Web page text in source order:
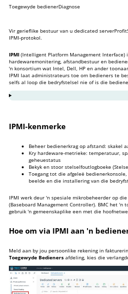
Toegewyde bedienerDiagnose
Vir gerieflike bestuur van u dedicated server
IPMI-protokol.
IPMI (Intelligent Platform Management Interface)
hardewaremonitering, afstandbestuur en
'n konsortium wat Intel, Dell, HP en ander
IPMI laat administrateurs toe om bedieners te
selfs al loop die bedryfstelsel nie of is die
2Hoe om via IPMI aan 'n
4Basiese bewerkings
5Virtuele konsole
6Installering van
iso-beeld
minimaliseer
IPMI-kenmerke
Beheer bedienerkrag op afstand: skakel
Kry hardeware-metrieke: temperatuur,
geheuestatus
Bekyk en stoor stelselfoutlogboeke
Toegang tot die afgeleë
beelde en die installering van die
IPMI werk deur 'n spesiale mikrobeheerder op
(Baseboard Management Controller). BMC het 'n
gebruik 'n gemeenskaplike een met die
Hoe om via IPMI aan 'n
Meld aan by jou persoonlike rekening in
Toegewyde Bedieners afdeling, kies die